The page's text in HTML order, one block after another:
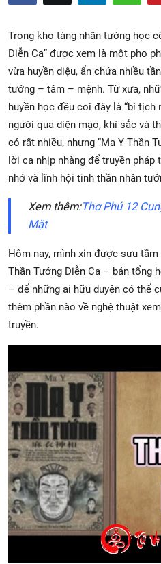
Trong kho tàng nhân tướng học
Diễn Ca” được xem là một pho
vừa huyền diệu, ẩn chứa nhiều
tướng – tâm – mệnh. Từ xưa,
huyền học đều coi đây là “bí tịch
người qua diện mạo, khí sắc và
có rất nhiều, nhưng “Ma Y Thần
lời ca nhịp nhàng để truyền
nhớ và lĩnh hội tinh thần nhân
Xem thêm:Thơ Phú 12
Mặt
Hôm nay, mình xin được sưu
Thần Tướng Diễn Ca – bản tổng
– để những ai hữu duyên có thể
thêm phần nào về nghệ thuật
truyền.